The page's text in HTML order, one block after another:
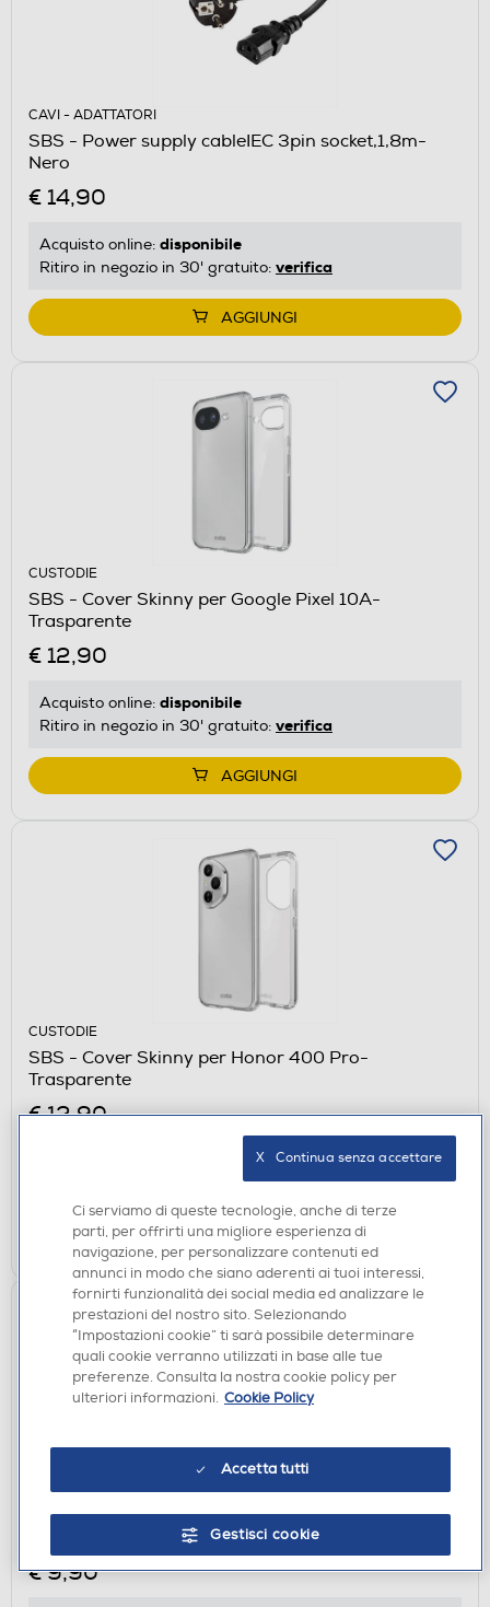
CAVI - ADATTATORI
SBS - Power supply cableIEC 3pin socket,1,8m-
Nero
€ 14,90
Acquisto online: disponibile
Ritiro in negozio in 30' gratuito: verifica
AGGIUNGI
CUSTODIE
SBS - Cover Skinny per Google Pixel 10A-
Trasparente
€ 12,90
Acquisto online: disponibile
Ritiro in negozio in 30' gratuito: verifica
AGGIUNGI
CUSTODIE
SBS - Cover Skinny per Honor 400 Pro-
Trasparente
€ 12,90
Ritiro in negozio in 30' gratuito:verifica
AGGIUNGI
CUSTODIE
SBS - Cover Skinny per Samsung Galaxy A27-
€ 9,90
Ci serviamo di queste tecnologie, anche di terze
parti, per offrirti una migliore esperienza di
navigazione, per personalizzare contenuti ed
annunci in modo che siano aderenti ai tuoi interessi,
fornirti funzionalità dei social media ed analizzare le
prestazioni del nostro sito. Selezionando
“Impostazioni cookie” ti sarà possibile determinare
quali cookie verranno utilizzati in base alle tue
preferenze. Consulta la nostra cookie policy per
ulteriori informazioni. Cookie Policy
Accetta tutti
Gestisci cookie
X   Continua senza accettare